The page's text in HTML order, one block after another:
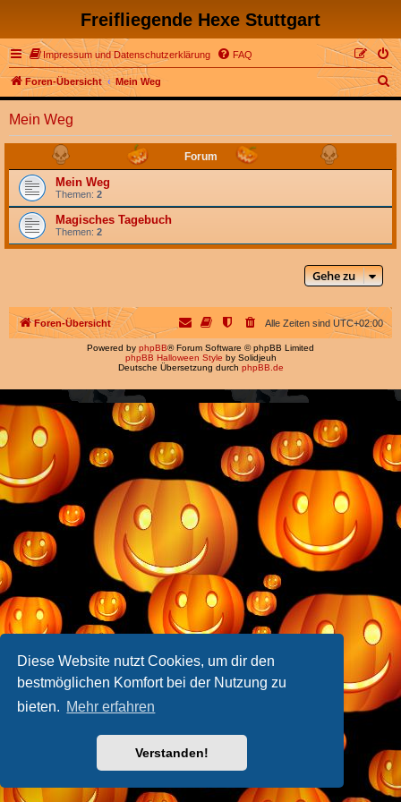
Diese Website nutzt Cookies, um dir den
bestmöglichen Komfort bei der Nutzung zu
bieten. Mehr erfahren
Verstanden!
Freifliegende Hexe Stuttgart
Impressum und Datenschutzerklärung FAQ
Foren-Übersicht Mein Weg
S
u
h
Mein Weg
Forum
Mein Weg
Themen: 2
Magisches Tagebuch
Themen: 2
Gehe zu
Foren-Übersicht Alle Zeiten sind UTC+02:00
Powered by phpBB® Forum Software © phpBB Limited
phpBB Halloween Style by Solidjeuh
Deutsche Übersetzung durch phpBB.de